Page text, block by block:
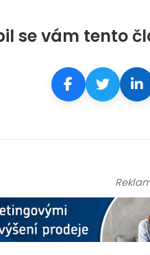
se vám tento